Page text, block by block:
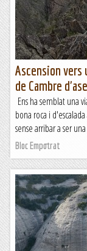
Ascension vers
de Cambre
Ens ha semblat una
bona roca i
sense arribar a ser
Bloc Empotrat